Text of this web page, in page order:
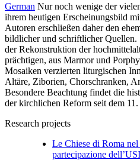
German Nur noch wenige der
ihrem heutigen Erscheinungsbild
Autoren erschließen daher den
bildlicher und schriftlicher Quellen.
der Rekonstruktion der
prächtigen, aus Marmor und
Mosaiken verzierten liturgischen
Altäre, Ziborien, Chorschranken,
Besondere Beachtung findet die
der kirchlichen Reform seit dem 11.
Research projects
Le Chiese di Roma
partecipazione